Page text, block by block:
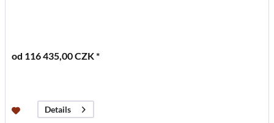
od 116 435,00 CZK *
Details